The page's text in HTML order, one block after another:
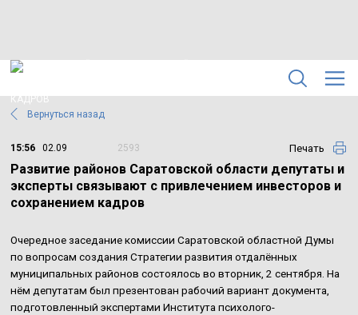
Вернуться назад
15:56 02.09 2593 Печать
Развитие районов Саратовской области депутаты и
эксперты связывают с привлечением инвесторов и
сохранением кадров
Очередное заседание комиссии Саратовской областной Думы
по вопросам создания Стратегии развития отдалённых
муниципальных районов состоялось во вторник, 2 сентября. На
нём депутатам был презентован рабочий вариант документа,
подготовленный экспертами Института психолого-